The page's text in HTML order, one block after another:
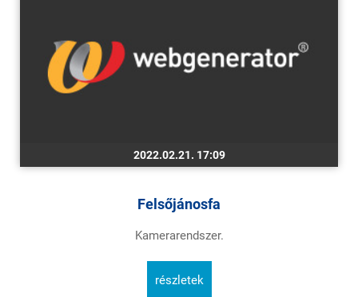
2022.02.21. 17:09
Felsőjánosfa
Kamerarendszer.
részletek